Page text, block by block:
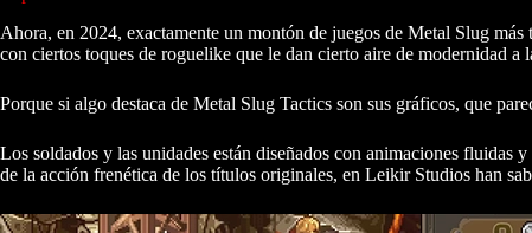
Ahora, en 2024, exactamente un montón de juegos de Metal Slug
con ciertos toques de roguelike que le dan cierto aire de modernidad
Porque si algo destaca de Metal Slug Tactics son sus gráficos, que
Los soldados y las unidades están diseñados con animaciones
de la acción frenética de los títulos originales, en Leikir Studios han